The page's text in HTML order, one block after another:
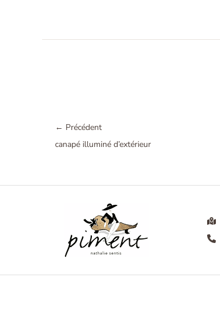
← Précédent
canapé illuminé d’extérieur